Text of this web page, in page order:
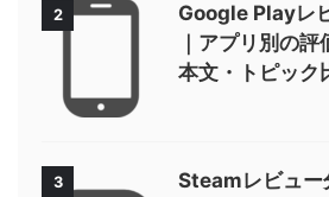
2
Google Playレ
｜アプリ別の
本文・トピック
3
Steamレビュー